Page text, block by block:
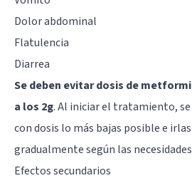
Dolor abdominal
Flatulencia
Diarrea
Se deben evitar dosis de
a los 2g. Al iniciar el tratamiento,
con dosis lo más bajas posible e
gradualmente según las
Efectos secundarios